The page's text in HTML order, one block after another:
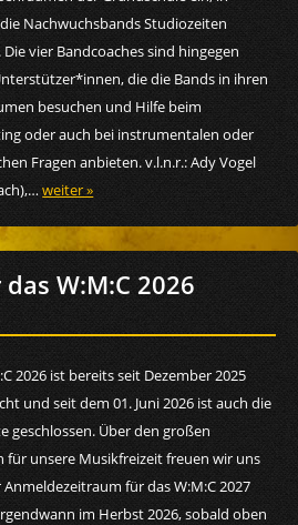
Nachwuchsbands Studiozeiten
vier Bandcoaches sind hingegen
die die Bands in ihren
besuchen und Hilfe beim
oder auch bei instrumentalen oder
Fragen anbieten. v.l.n.r.: Ady Vogel
weiter »
W:M:C 2026
2026 ist bereits seit Dezember 2025
und seit dem 01. Juni 2026 ist auch die
geschlossen. Über den großen
für unsere Musikfreizeit freuen wir uns
Anmeldezeitraum für das W:M:C 2027
im Herbst 2026, sobald oben